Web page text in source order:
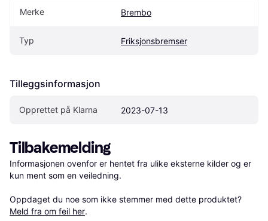
Merke Brembo
Typ Friksjonsbremser
Tilleggsinformasjon
Opprettet på Klarna 2023-07-13
Tilbakemelding
Informasjonen ovenfor er hentet fra ulike eksterne kilder og er
kun ment som en veiledning.
Oppdaget du noe som ikke stemmer med dette produktet?
Meld fra om feil her.